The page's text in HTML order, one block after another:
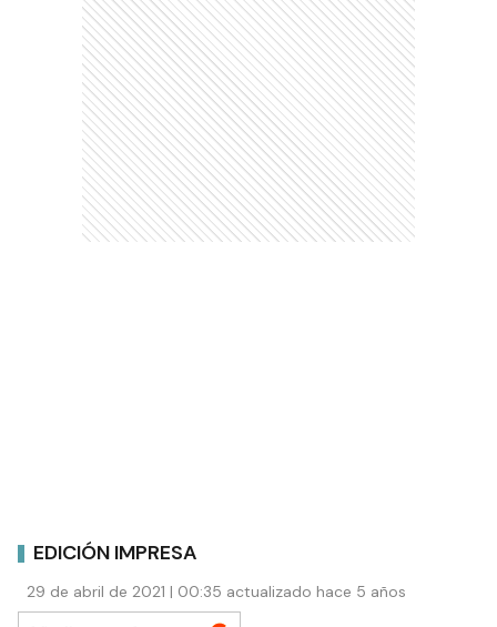
EDICIÓN IMPRESA
29 de abril de 2021 | 00:35 actualizado hace 5 años